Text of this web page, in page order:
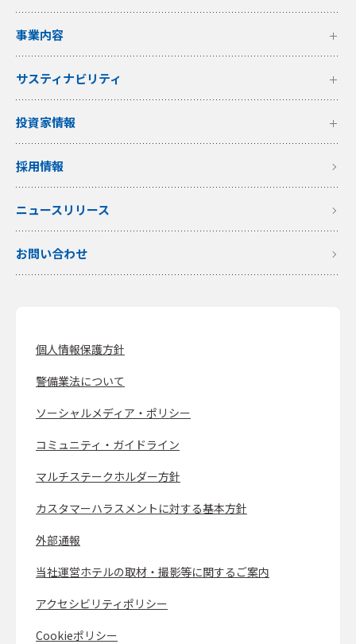
事業内容
サスティナビリティ
投資家情報
採用情報
ニュースリリース
お問い合わせ
個人情報保護方針
警備業法について
ソーシャルメディア・ポリシー
コミュニティ・ガイドライン
マルチステークホルダー方針
カスタマーハラスメントに対する基本方針
外部通報
当社運営ホテルの取材・撮影等に関するご案内
アクセシビリティポリシー
Cookieポリシー